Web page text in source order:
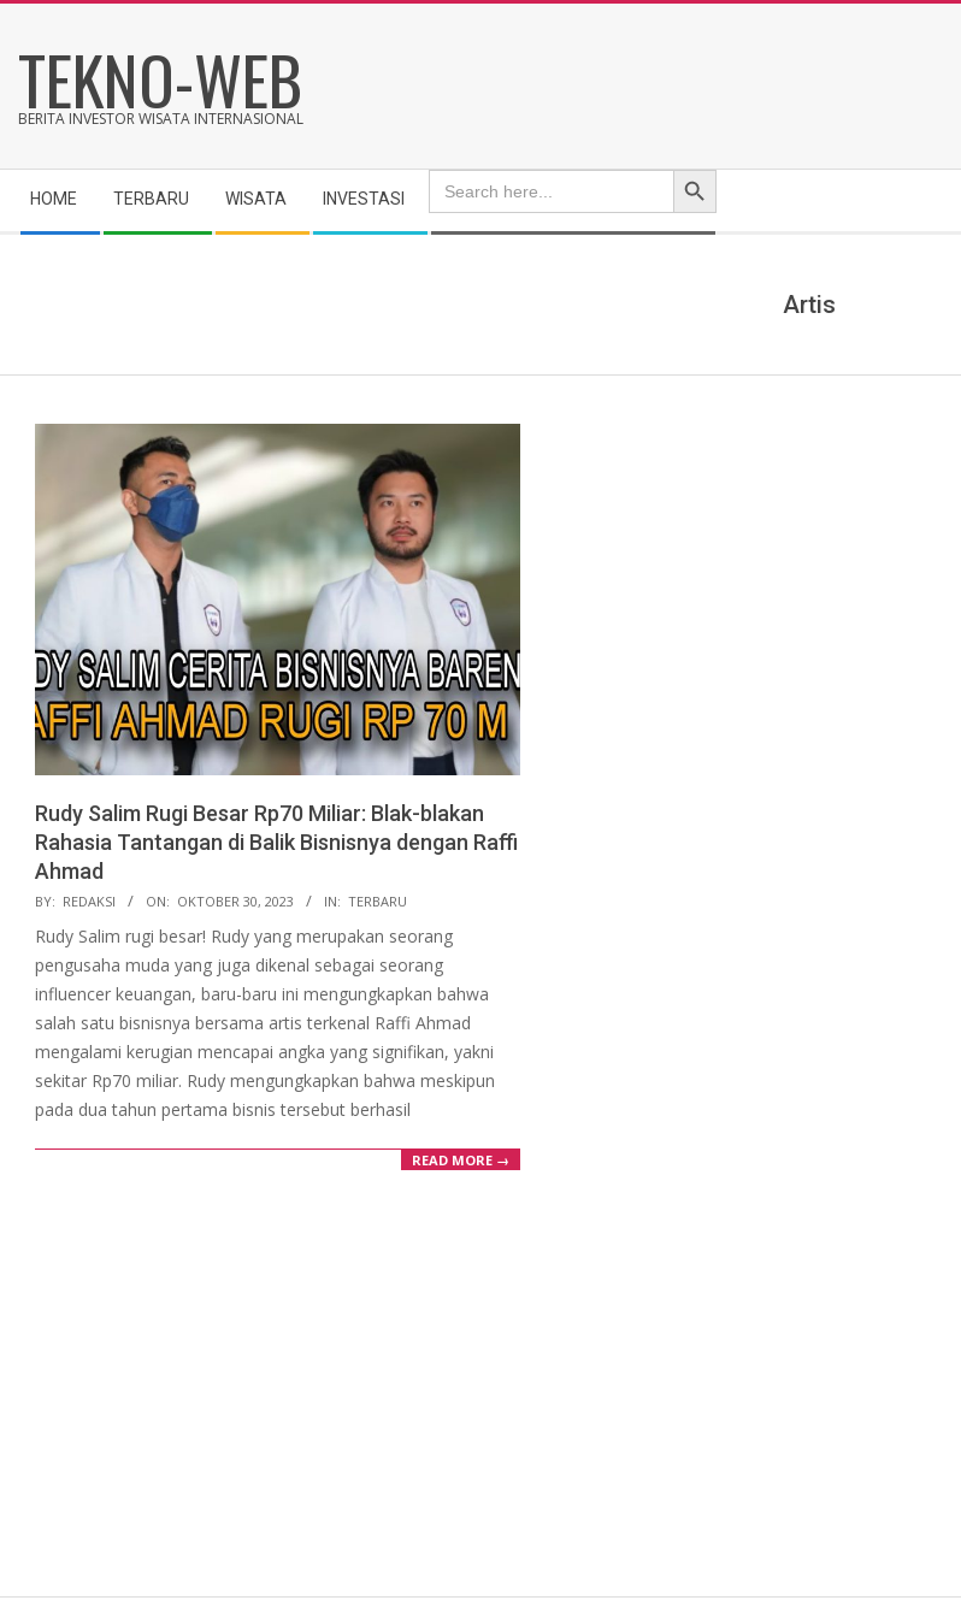
content
TEKNO-WEB
BERITA INVESTOR WISATA INTERNASIONAL
Navigation
Menu
HOME TERBARU WISATA INVESTASI
Search
for:
Search Button
Artis
Rudy Salim Rugi Besar Rp70 Miliar: Blak-blakan
Rahasia Tantangan di Balik Bisnisnya dengan Raffi
Ahmad
2023-
10-
30
BY: REDAKSI ON: OKTOBER 30, 2023 IN: TERBARU
Rudy Salim rugi besar! Rudy yang merupakan seorang
pengusaha muda yang juga dikenal sebagai seorang
influencer keuangan, baru-baru ini mengungkapkan bahwa
salah satu bisnisnya bersama artis terkenal Raffi Ahmad
mengalami kerugian mencapai angka yang signifikan, yakni
sekitar Rp70 miliar. Rudy mengungkapkan bahwa meskipun
pada dua tahun pertama bisnis tersebut berhasil
READ MORE →